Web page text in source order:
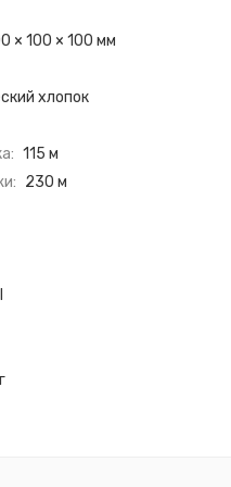
× 100 × 100 мм
хлопок
115 м
230 м